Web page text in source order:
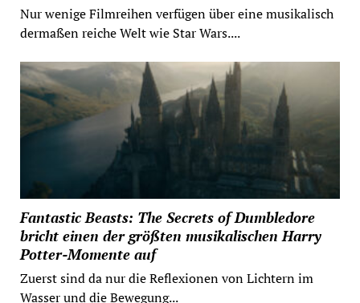
Nur wenige Filmreihen verfügen über eine musikalisch
dermaßen reiche Welt wie Star Wars....
Fantastic Beasts: The Secrets of Dumbledore
bricht einen der größten musikalischen Harry
Potter-Momente auf
Zuerst sind da nur die Reflexionen von Lichtern im
Wasser und die Bewegung...